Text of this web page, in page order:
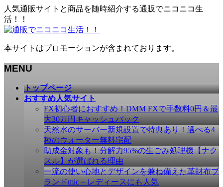
人気通販サイトと商品を随時紹介する通販でニコニコ生
活！！
本サイトはプロモーションが含まれております。
MENU
トップページ
おすすめ人気サイト
FX初心者におすすめ！DMM FXで手数料0円＆最
大30万円キャッシュバック
天然水のサーバー新規設置で特典あり！選べる4
種のウォーター無料宅配
助成金対象も！分解力95%の生ごみ処理機【ナク
スル】が選ばれる理由
一流の使い心地とデザインを兼ね備えた革財布ブ
ランドmic – レディースにも人気